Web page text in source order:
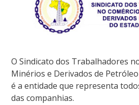
O Sindicato dos Trabalhadores
Minérios e Derivados de
é a entidade que representa
das companhias.